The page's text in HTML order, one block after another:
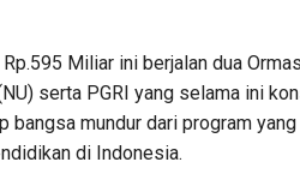
Miliar ini berjalan dua
serta PGRI yang selama ini
bangsa mundur dari program
di Indonesia.